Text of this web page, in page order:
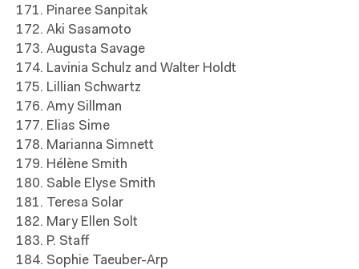
171. Pinaree Sanpitak
172. Aki Sasamoto
173. Augusta Savage
174. Lavinia Schulz and Walter Holdt
175. Lillian Schwartz
176. Amy Sillman
177. Elias Sime
178. Marianna Simnett
179. Hélène Smith
180. Sable Elyse Smith
181. Teresa Solar
182. Mary Ellen Solt
183. P. Staff
184. Sophie Taeuber-Arp